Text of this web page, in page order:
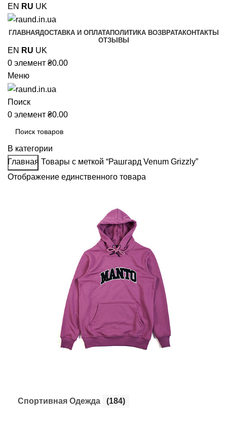
EN RU UK
ГЛАВНАЯДОСТАВКА И ОПЛАТАПОЛИТИКА ВОЗВРАТАКОНТАКТЫ
ОТЗЫВЫ
EN RU UK
0 элемент ₴0.00
Меню
Поиск
0 элемент ₴0.00
В категории
Поиск
Главная Товары с меткой “Рашгард Venum Grizzly”
Отображение единственного товара
Cпортивная Одежда (184)